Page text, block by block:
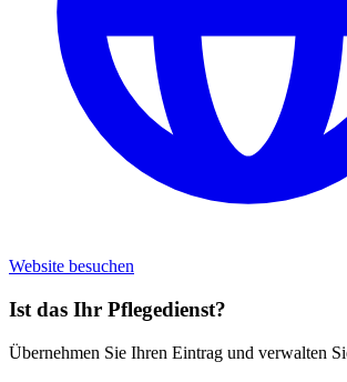
Website besuchen
Ist das Ihr Pflegedienst?
Übernehmen Sie Ihren Eintrag und verwalten